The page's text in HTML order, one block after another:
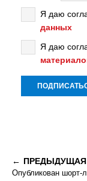
Я даю
данных
Я даю
ПРЕДЫДУЩАЯ
Опубликован шорт-